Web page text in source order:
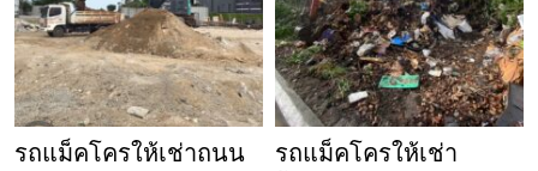
รถแม็คโครให้เช่าถนน
รถแม็คโครให้เช่า